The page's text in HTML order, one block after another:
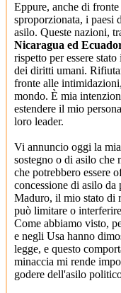
Eppure, anche di fronte
sproporzionata, i paesi
asilo. Queste nazioni,
Nicaragua ed
rispetto per essere
dei diritti umani.
fronte alle
mondo. È mia
estendere il mio
loro leader.
Vi annuncio oggi la
sostegno o di asilo che
che potrebbero essere
concessione di asilo da
Maduro, il mio stato di
può limitare o
Come abbiamo visto,
e negli Usa hanno
legge, e questo
minaccia mi rende
godere dell'asilo